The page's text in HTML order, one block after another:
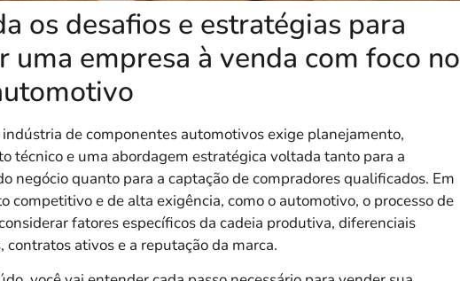
os desafios e estratégias para
uma empresa à venda com foco no
de componentes automotivos exige planejamento,
técnico e uma abordagem estratégica voltada tanto para a
negócio quanto para a captação de compradores qualificados. Em
competitivo e de alta exigência, como o automotivo, o processo de
fatores específicos da cadeia produtiva, diferenciais
contratos ativos e a reputação da marca.